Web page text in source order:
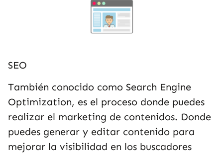
SEO
También conocido como Search Engine
Optimization, es el proceso donde puedes
realizar el marketing de contenidos. Donde
puedes generar y editar contenido para
mejorar la visibilidad en los buscadores